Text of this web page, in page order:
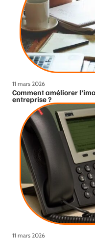
11 mars 2026
Comment améliorer
entreprise ?
11 mars 2026